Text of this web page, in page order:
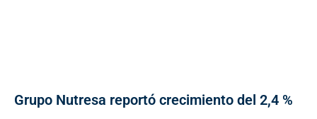
Grupo Nutresa reportó crecimiento del 2,4 %